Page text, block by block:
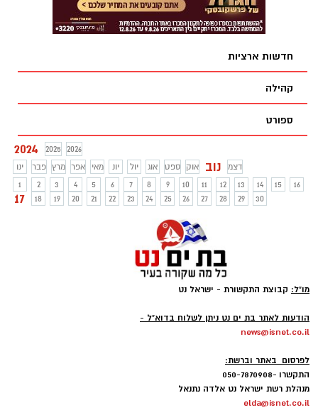
חדשות ארציות
קהילה
ספורט
2024 2025
2026
ינו
פבר מרץ אפר מאי יונ יול אוג ספט אוק נוב
דצמ
1
2 3 4 5 6 7 8 9 10 11 12 13 14 15 16
17 18 19 20 21 22 23 24 25 26 27 28 29 30
מו"ל: קבוצת התקשורת - ישראל נט
הודעות לאתר בת ים נט ניתן לשלוח בדוא"ל -
news@isnet.co.il
לפרסום באתר וברשת:
התקשרו -050-7870908
מנהלת רשת ישראל נט אלדה נתנאל
elda@isnet.co.il